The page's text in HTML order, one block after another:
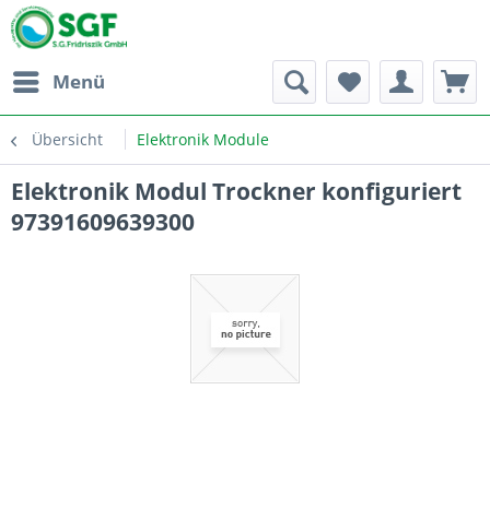
Menü
Übersicht Elektronik Module
Elektronik Modul Trockner konfiguriert
97391609639300